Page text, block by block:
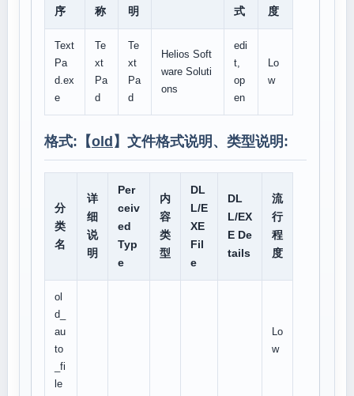
序
称
明
式
度
Text
Pa
d.ex
e
Te
xt
Pa
d
Te
xt
Pa
d
Helios Soft
ware Soluti
ons
edi
t,
op
en
Lo
w
格式:【old 】文件格式说明、类型说明:
分
类
名
详
细
说
明
Per
ceiv
ed
Typ
e
内
容
类
型
DL
L/E
XE
Fil
e
DL
L/EX
E De
tails
流
行
程
度
ol
d_
au
to
_fi
le
Lo
w